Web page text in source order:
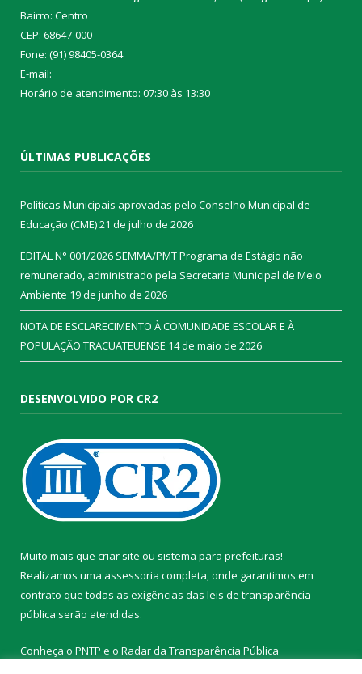
Bairro: Centro
CEP: 68647-000
Fone: (91) 98405-0364
E-mail:
Horário de atendimento: 07:30 às 13:30
ÚLTIMAS PUBLICAÇÕES
Políticas Municipais aprovadas pelo Conselho Municipal de
Educação (CME)21 de julho de 2026
EDITAL N° 001/2026 SEMMA/PMT Programa de Estágio não
remunerado, administrado pela Secretaria Municipal de Meio
Ambiente 19 de junho de 2026
NOTA DE ESCLARECIMENTO À COMUNIDADE ESCOLAR E À
POPULAÇÃO TRACUATEUENSE 14 de maio de 2026
DESENVOLVIDO POR CR2
Muito mais que criar site ou sistema para prefeituras!
Realizamos uma assessoria completa, onde garantimos em
contrato que todas as exigências das leis de transparência
pública serão atendidas.
Conheça o PNTP e o Radar da Transparência Pública